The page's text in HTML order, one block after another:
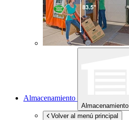
Almacenamiento
Almacenamiento
Volver al menú principal